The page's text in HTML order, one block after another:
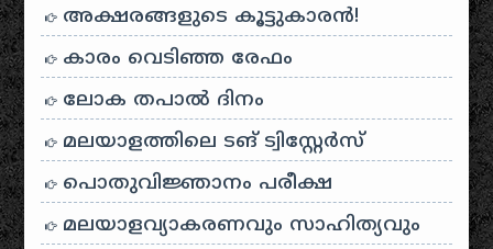
അക്ഷരങ്ങളുടെ കൂട്ടുകാരൻ!
കാരം വെടിഞ്ഞ രേഫം
ലോക തപാൽ ദിനം
മലയാളത്തിലെ ടങ് ട്വിസ്റ്റേർസ്
പൊതുവിജ്ഞാനം പരീക്ഷ
മലയാളവ്യാകരണവും സാഹിത്യവും